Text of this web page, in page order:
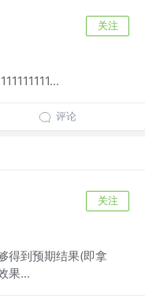
关注
评论
关注
得到预期结果(即拿
果...